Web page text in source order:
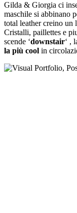
Gilda & Giorgia ci
maschile si abbinano
total leather creino un
Cristalli, paillettes e
scende ‘downstair‘ ,
la più cool in